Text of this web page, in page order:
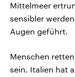
Mittelmeer
sensibler
Augen geführt.
Menschen
sein. Italien hat